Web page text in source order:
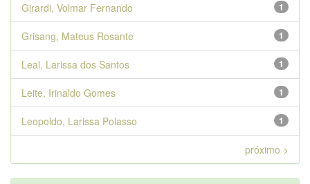
1
Girardi, Volmar Fernando
1
Grisang, Mateus Rosante
1
Leal, Larissa dos Santos
1
Leite, Irinaldo Gomes
1
Leopoldo, Larissa Polasso
próximo >